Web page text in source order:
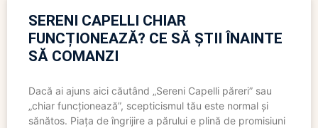
SERENI CAPELLI CHIAR
FUNCȚIONEAZĂ? CE SĂ ȘTII ÎNAINTE
SĂ COMANZI
Dacă ai ajuns aici căutând „Sereni Capelli păreri” sau
„chiar funcționează”, scepticismul tău este normal și
sănătos. Piața de îngrijire a părului e plină de promisiuni